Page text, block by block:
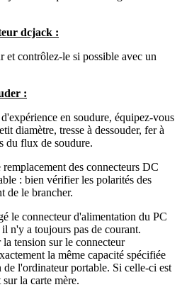
dcjack :
et contrôlez-le si possible avec un
:
en soudure, équipez-vous
diamètre, tresse à dessouder, fer à
du flux de soudure.
des connecteurs DC
: bien vérifier les polarités des
de le brancher.
le connecteur d'alimentation du PC
n'y a toujours pas de courant.
tension sur le connecteur
la même capacité spécifiée
l'ordinateur portable. Si celle-ci est
la carte mère.